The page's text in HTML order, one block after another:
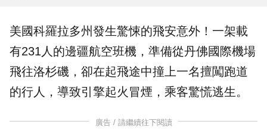
美國科羅拉多州發生驚悚的飛安意外！一架載
有231人的邊疆航空班機，準備從丹佛國際機場
飛往洛杉磯，卻在起飛途中撞上一名擅闖跑道
的行人，導致引擎起火冒煙， 乘客驚慌逃生。
廣告 / 請繼續往下閱讀